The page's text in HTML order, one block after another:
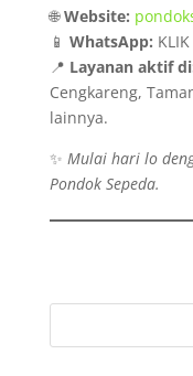
🌐Website:
📱 WhatsApp:
📍 Layanan aktif
Cengkareng,
lainnya.
✨ Mulai hari lo
Pondok Sepeda.